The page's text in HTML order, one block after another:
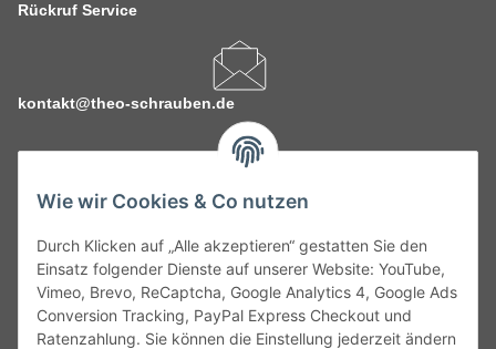
Wie wir Cookies & Co nutzen
Durch Klicken auf „Alle akzeptieren“ gestatten Sie den
Einsatz folgender Dienste auf unserer Website: YouTube,
Vimeo, Brevo, ReCaptcha, Google Analytics 4, Google Ads
Conversion Tracking, PayPal Express Checkout und
Ratenzahlung. Sie können die Einstellung jederzeit ändern
Rückruf Service
kontakt@theo-schrauben.de
Service
Gesetzliche Informationen